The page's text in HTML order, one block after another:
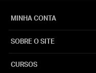
MINHA CONTA
SOBRE O SITE
CURSOS